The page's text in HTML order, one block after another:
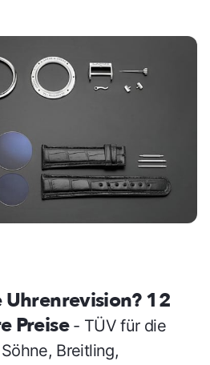
Uhrenrevision? 12
Preise - TÜV für die
Breitling,